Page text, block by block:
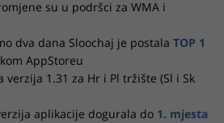
su u podršci za WMA i
dva dana Sloochaj je postala TOP 1
AppStoreu
verzija 1.31 za Hr i Pl tržište (Sl i Sk
aplikacije dogurala do 1. mjesta